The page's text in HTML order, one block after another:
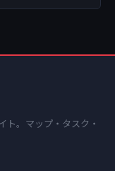
。マップ・タスク・